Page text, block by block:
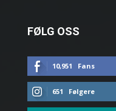
FØLG OSS
10,951 Fans
651 Følgere